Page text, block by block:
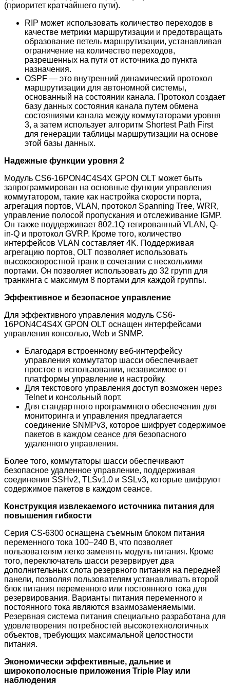
(приоритет кратчайшего пути).
RIP может использовать количество переходов в
качестве метрики маршрутизации и предотвращать
образование петель маршрутизации, устанавливая
ограничение на количество переходов,
разрешенных на пути от источника до пункта
назначения.
OSPF — это внутренний динамический протокол
маршрутизации для автономной системы,
основанный на состоянии канала. Протокол создает
базу данных состояния канала путем обмена
состояниями канала между коммутаторами уровня
3, а затем использует алгоритм Shortest Path First
для генерации таблицы маршрутизации на основе
этой базы данных.
Надежные функции уровня 2
Модуль CS6-16PON4C4S4X GPON OLT может быть
запрограммирован на основные функции управления
коммутатором, такие как настройка скорости порта,
агрегация портов, VLAN, протокол Spanning Tree, WRR,
управление полосой пропускания и отслеживание IGMP.
Он также поддерживает 802.1Q тегированный VLAN, Q-
in-Q и протокол GVRP. Кроме того, количество
интерфейсов VLAN составляет 4K. Поддерживая
агрегацию портов, OLT позволяет использовать
высокоскоростной транк в сочетании с несколькими
портами. Он позволяет использовать до 32 групп для
транкинга с максимум 8 портами для каждой группы.
Эффективное и безопасное управление
Для эффективного управления модуль CS6-
16PON4C4S4X GPON OLT оснащен интерфейсами
управления консолью, Web и SNMP.
Благодаря встроенному веб-интерфейсу
управления коммутатор шасси обеспечивает
простое в использовании, независимое от
платформы управление и настройку.
Для текстового управления доступ возможен через
Telnet и консольный порт.
Для стандартного программного обеспечения для
мониторинга и управления предлагается
соединение SNMPv3, которое шифрует содержимое
пакетов в каждом сеансе для безопасного
удаленного управления.
Более того, коммутаторы шасси обеспечивают
безопасное удаленное управление, поддерживая
соединения SSHv2, TLSv1.0 и SSLv3, которые шифруют
содержимое пакетов в каждом сеансе.
Конструкция извлекаемого источника питания для
повышения гибкости
Серия CS-6300 оснащена съемным блоком питания
переменного тока 100–240 В, что позволяет
пользователям легко заменять модуль питания. Кроме
того, переключатель шасси резервирует два
дополнительных слота резервного питания на передней
панели, позволяя пользователям устанавливать второй
блок питания переменного или постоянного тока для
резервирования. Варианты питания переменного и
постоянного тока являются взаимозаменяемыми.
Резервная система питания специально разработана для
удовлетворения потребностей высокотехнологичных
объектов, требующих максимальной целостности
питания.
Экономически эффективные, дальние и
широкополосные приложения Triple Play или
наблюдения